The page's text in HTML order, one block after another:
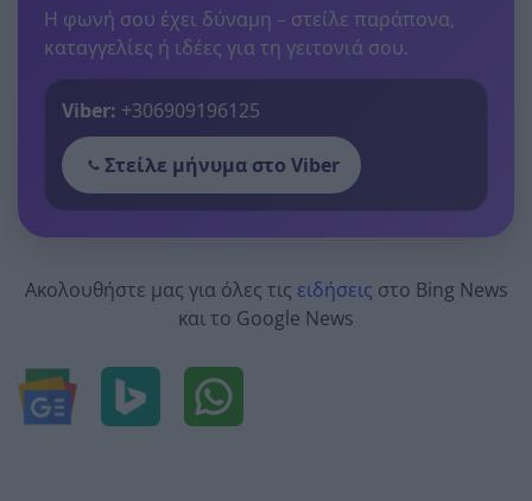
Η φωνή σου έχει δύναμη – στείλε παράπονα,
καταγγελίες ή ιδέες για τη γειτονιά σου.
Viber: +306909196125
Στείλε μήνυμα στο Viber
Ακολουθήστε μας για όλες τις ειδήσεις στο Bing News
και το Google News